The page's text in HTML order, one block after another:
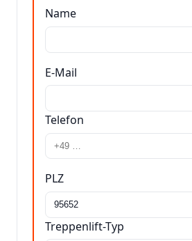
Name
E-Mail
Telefon
PLZ
Treppenlift-Typ